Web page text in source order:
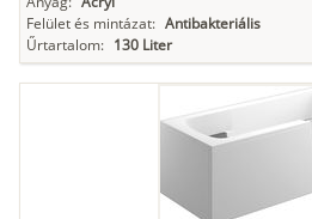
Felület és mintázat: Antibakteriális
Űrtartalom: 130 Liter